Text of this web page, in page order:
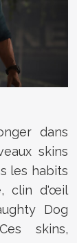
dans
skins
les habits
clin d'œil
Dog
skins,